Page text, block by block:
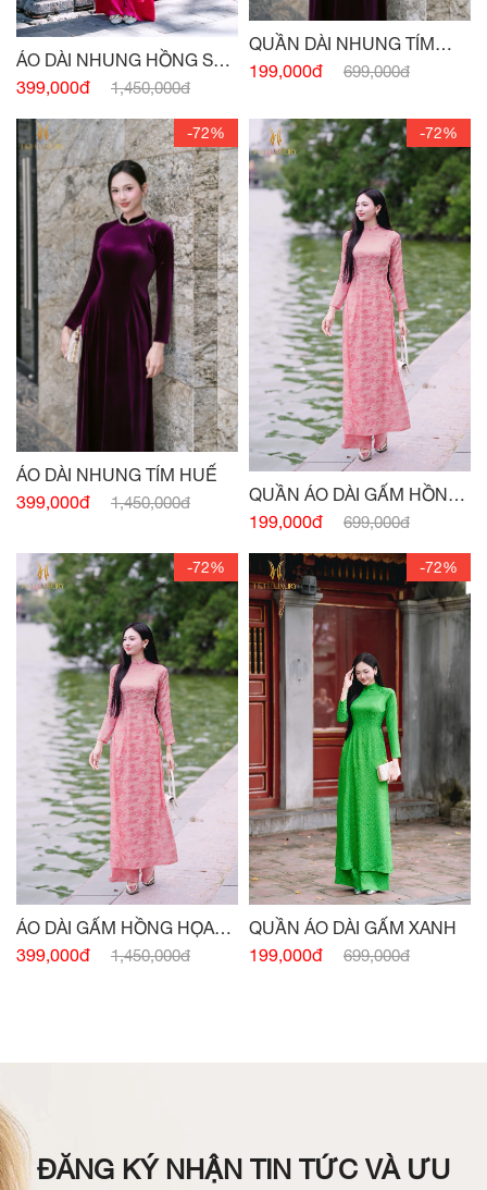
ÁO DÀI NHUNG HỒNG SEN
ĐẬM
399,000đ 1,450,000đ
QUẦN DÀI NHUNG TÍM
HUẾ
199,000đ 699,000đ
-72%
ÁO DÀI NHUNG TÍM HUẾ
399,000đ
1,450,000đ
-72%
QUẦN ÁO DÀI GẤM HỒNG
HỌA TIẾT
199,000đ 699,000đ
-72%
ÁO DÀI GẤM HỒNG HỌA
TIẾT
399,000đ 1,450,000đ
-72%
QUẦN ÁO DÀI GẤM XANH
199,000đ
699,000đ
ĐĂNG KÝ NHẬN TIN TỨC VÀ ƯU